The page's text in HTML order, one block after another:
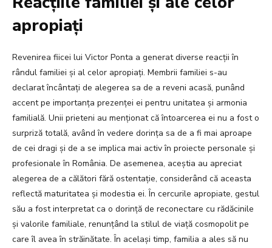
apropiați
Revenirea fiicei lui Victor Ponta a generat diverse reacții în
rândul familiei și al celor apropiați. Membrii familiei s-au
declarat încântați de alegerea sa de a reveni acasă, punând
accent pe importanța prezenței ei pentru unitatea și armonia
familială. Unii prieteni au menționat că întoarcerea ei nu a fost o
surpriză totală, având în vedere dorința sa de a fi mai aproape
de cei dragi și de a se implica mai activ în proiecte personale și
profesionale în România. De asemenea, aceștia au apreciat
alegerea de a călători fără ostentație, considerând că aceasta
reflectă maturitatea și modestia ei. În cercurile apropiate, gestul
său a fost interpretat ca o dorință de reconectare cu rădăcinile
și valorile familiale, renunțând la stilul de viață cosmopolit pe
care îl avea în străinătate. În același timp, familia a ales să nu